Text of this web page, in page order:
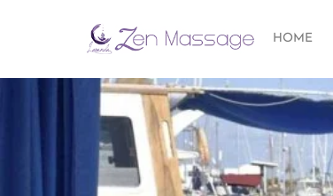
HOME